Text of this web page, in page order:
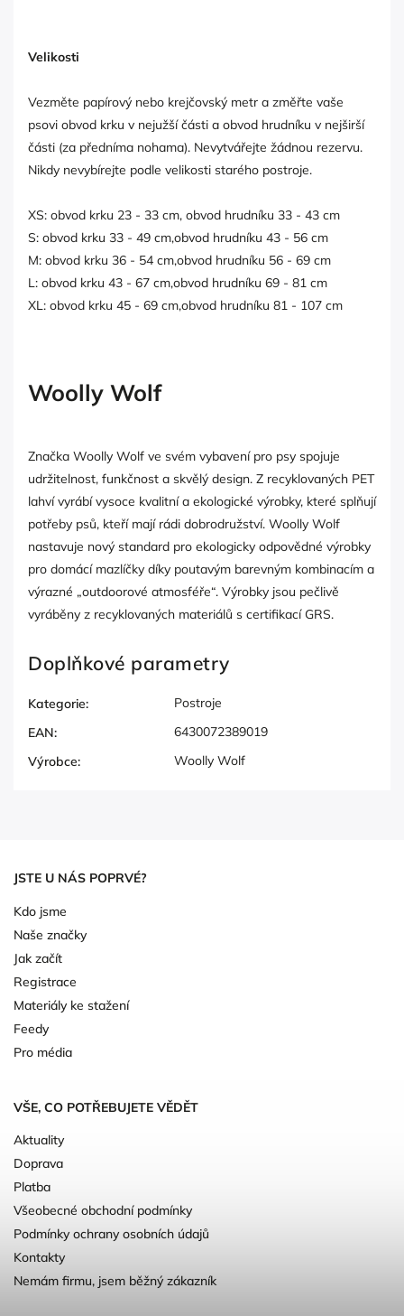
Velikosti
Vezměte papírový nebo krejčovský metr a změřte vaše
psovi obvod krku v nejužší části a obvod hrudníku v nejširší
části (za předníma nohama). Nevytvářejte žádnou rezervu.
Nikdy nevybírejte podle velikosti starého postroje.
XS: obvod krku 23 - 33 cm, obvod hrudníku 33 - 43 cm
S: obvod krku 33 - 49 cm,obvod hrudníku 43 - 56 cm
M: obvod krku 36 - 54 cm,obvod hrudníku 56 - 69 cm
L: obvod krku 43 - 67 cm,obvod hrudníku 69 - 81 cm
XL: obvod krku 45 - 69 cm,obvod hrudníku 81 - 107 cm
Woolly Wolf
Značka Woolly Wolf ve svém vybavení pro psy spojuje
udržitelnost, funkčnost a skvělý design. Z recyklovaných PET
lahví vyrábí vysoce kvalitní a ekologické výrobky, které splňují
potřeby psů, kteří mají rádi dobrodružství. Woolly Wolf
nastavuje nový standard pro ekologicky odpovědné výrobky
pro domácí mazlíčky díky poutavým barevným kombinacím a
výrazné „outdoorové atmosféře“. Výrobky jsou pečlivě
vyráběny z recyklovaných materiálů s certifikací GRS.
Doplňkové parametry
Kategorie:
Postroje
EAN:
6430072389019
Výrobce: Woolly Wolf
JSTE U NÁS POPRVÉ?
Kdo jsme
Naše značky
Jak začít
Registrace
Materiály ke stažení
Feedy
Pro média
VŠE, CO POTŘEBUJETE VĚDĚT
Aktuality
Doprava
Platba
Všeobecné obchodní podmínky
Podmínky ochrany osobních údajů
Kontakty
Nemám firmu, jsem běžný zákazník